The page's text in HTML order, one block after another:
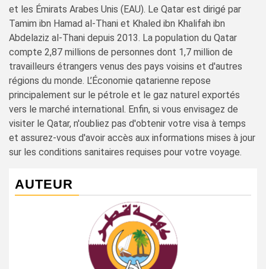
et les Émirats Arabes Unis (EAU). Le Qatar est dirigé par
Tamim ibn Hamad al-Thani et Khaled ibn Khalifah ibn
Abdelaziz al-Thani depuis 2013. La population du Qatar
compte 2,87 millions de personnes dont 1,7 million de
travailleurs étrangers venus des pays voisins et d'autres
régions du monde. L’Économie qatarienne repose
principalement sur le pétrole et le gaz naturel exportés
vers le marché international. Enfin, si vous envisagez de
visiter le Qatar, n'oubliez pas d'obtenir votre visa à temps
et assurez-vous d'avoir accès aux informations mises à jour
sur les conditions sanitaires requises pour votre voyage.
AUTEUR